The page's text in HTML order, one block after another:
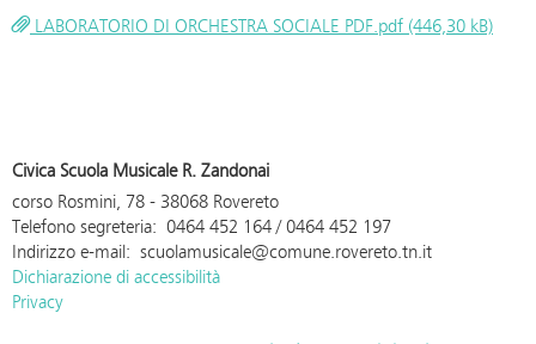
LABORATORIO DI ORCHESTRA SOCIALE PDF.pdf (446,30 kB)
Civica Scuola Musicale R. Zandonai
corso Rosmini, 78 - 38068 Rovereto
Telefono segreteria: 0464 452 164 / 0464 452 197
Indirizzo e-mail: scuolamusicale@comune.rovereto.tn.it
Dichiarazione di accessibilità
Privacy